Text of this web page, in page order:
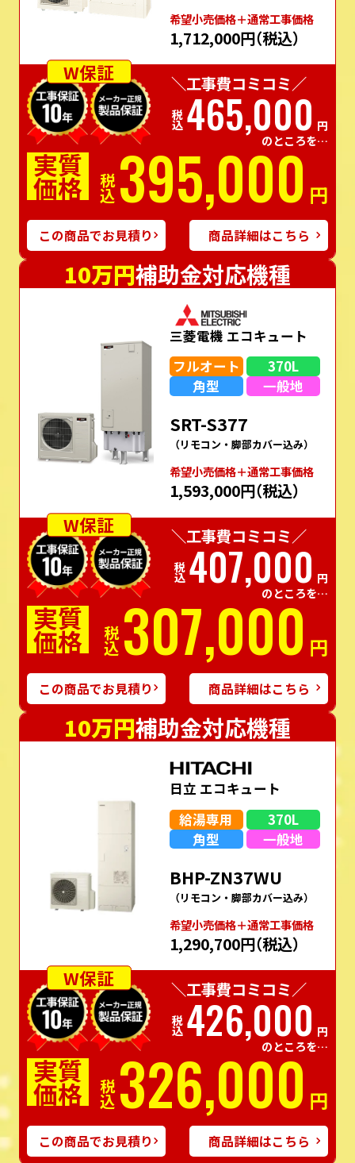
希望⼩売価格＋通常⼯事価格
1,712,000円（税込）
W保証
＼工事費コミコミ／
税込465,000 円
のところを…
実質
価格 税込395,000 円
この商品でお見積り 商品詳細はこちら
10万円補助金対応機種
三菱電機 エコキュート
フルオート
370L
角型
一般地
SRT-S377
（リモコン・脚部カバー込み）
希望⼩売価格＋通常⼯事価格
1,593,000円（税込）
W保証
＼工事費コミコミ／
税込407,000 円
のところを…
実質
価格 税込307,000 円
この商品でお見積り 商品詳細はこちら
10万円補助金対応機種
日立 エコキュート
給湯専用
370L
角型
一般地
BHP-ZN37WU
（リモコン・脚部カバー込み）
希望⼩売価格＋通常⼯事価格
1,290,700円（税込）
W保証
＼工事費コミコミ／
税込426,000 円
のところを…
実質
価格 税込326,000 円
この商品でお見積り 商品詳細はこちら